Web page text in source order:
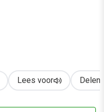
Lees voor Delen